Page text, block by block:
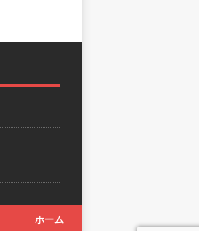
ホーム